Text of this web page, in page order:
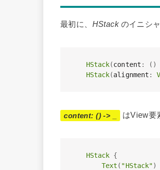
最初に、 HStackのイニシャ
HStack(content : ( )
HStack(alignment :
content: () -> _ はView要
HStack {
Text ( "HStack")